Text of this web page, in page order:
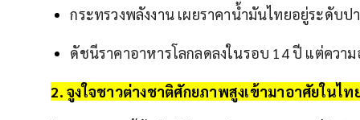
กระทรวงพลังงาน เผยราคาน้ำมันไทยอยู่ระดับ
ดัชนีราคาอาหารโลกลดลงในรอบ 14 ปี แต่ควา
2. จูงใจชาวต่างชาติศักยภาพสูงเข้ามาอาศัยในไ